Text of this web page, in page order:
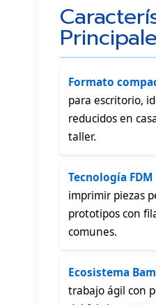
Formato
para escritorio,
reducidos en
taller.
Tecnología FDM
imprimir piezas
prototipos con
comunes.
Ecosistema
trabajo ágil con